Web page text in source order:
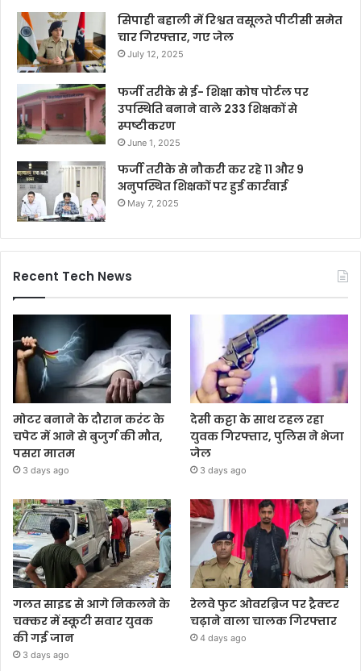
सिपाही बहाली में रिश्वत वसूलते पीटीसी समेत
चार गिरफ्तार, गए जेल
July 12, 2025
फर्जी तरीके से ई- शिक्षा कोष पोर्टल पर
उपस्थिति बनाने वाले 233 शिक्षकों से
स्पष्टीकरण
June 1, 2025
फर्जी तरीके से नौकरी कर रहे 11 और 9
अनुपस्थित शिक्षकों पर हुई कार्रवाई
May 7, 2025
Recent Tech News
मोटर बनाने के दौरान करंट के
चपेट में आने से बुजुर्ग की मौत,
पसरा मातम
3 days ago
देसी कट्टा के साथ टहल रहा
युवक गिरफ्तार, पुलिस ने भेजा
जेल
3 days ago
गलत साइड से आगे निकलने के
चक्कर में स्कूटी सवार युवक
की गई जान
3 days ago
रेलवे फुट ओवरब्रिज पर ट्रैक्टर
चढ़ाने वाला चालक गिरफ्तार
4 days ago